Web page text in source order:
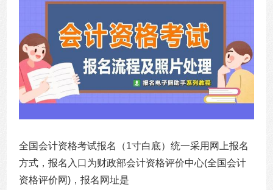
全国会计资格考试报名（1寸白底）统一采用网上报名
方式，报名入口为财政部会计资格评价中心(全国会计
资格评价网)，报名网址是